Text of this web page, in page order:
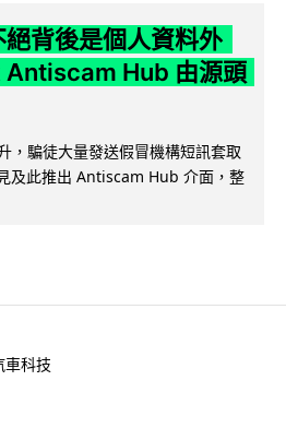
背後是個人資料外
Hub 由源頭
，騙徒大量發送假冒機構短訊套取
及此推出 Antiscam Hub 介面，整
車科技